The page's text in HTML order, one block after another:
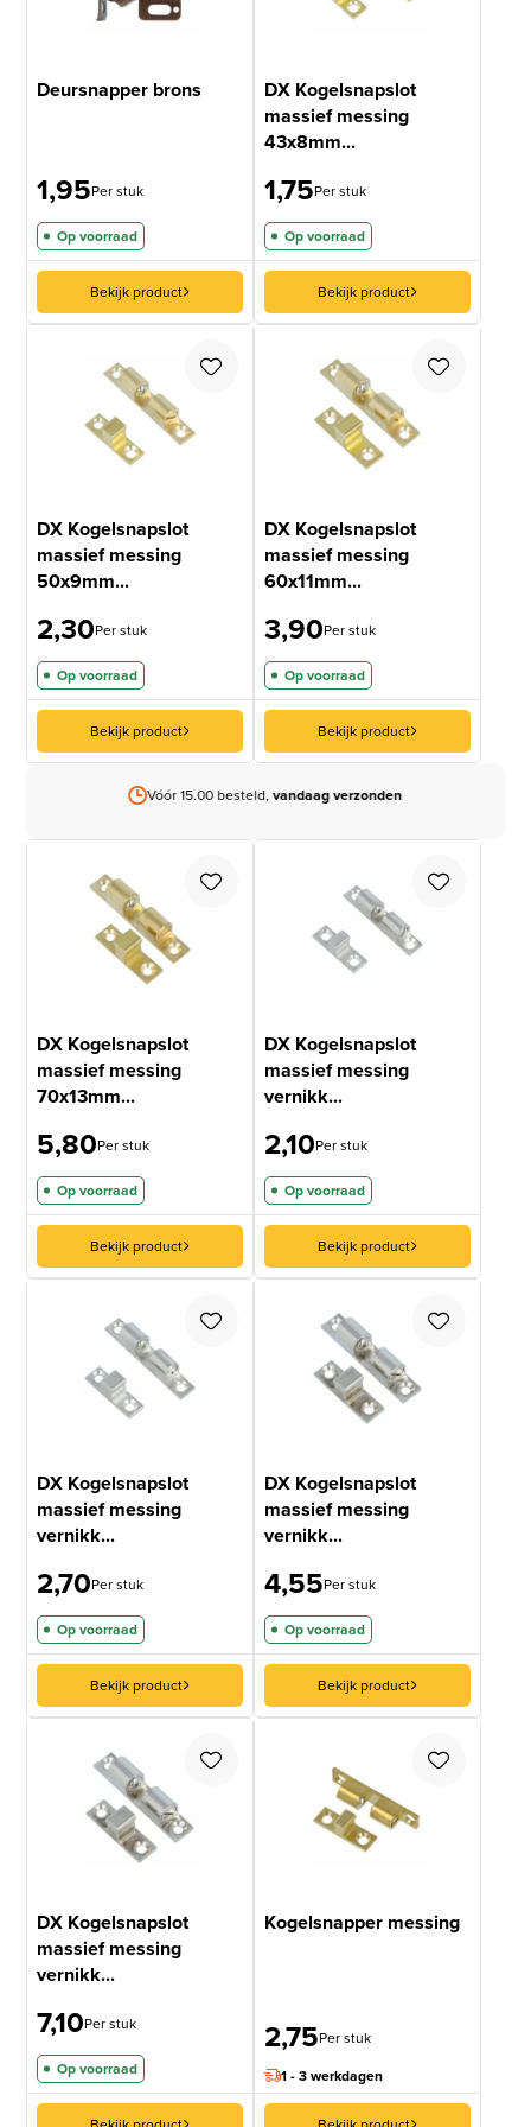
Deursnapper brons
1,95Per stuk
Op voorraad
Bekijk product
DX Kogelsnapslot
massief messing
43x8mm...
1,75Per stuk
Op voorraad
Bekijk product
DX Kogelsnapslot
massief messing
50x9mm...
2,30Per stuk
Op voorraad
Bekijk product
DX Kogelsnapslot
massief messing
60x11mm...
3,90Per stuk
Op voorraad
Bekijk product
Vóór 15.00 besteld,vandaag verzonden
DX Kogelsnapslot
massief messing
70x13mm...
5,80Per stuk
Op voorraad
Bekijk product
DX Kogelsnapslot
massief messing
vernikk...
2,10Per stuk
Op voorraad
Bekijk product
DX Kogelsnapslot
massief messing
vernikk...
2,70Per stuk
Op voorraad
Bekijk product
DX Kogelsnapslot
massief messing
vernikk...
4,55Per stuk
Op voorraad
Bekijk product
DX Kogelsnapslot
massief messing
vernikk...
7,10Per stuk
Op voorraad
Kogelsnapper messing
2,75Per stuk
1 - 3 werkdagen